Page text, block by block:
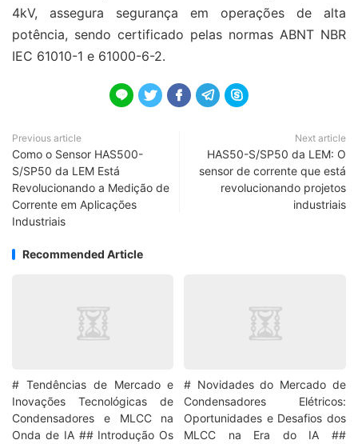
4kV, assegura segurança em operações de alta
potência, sendo certificado pelas normas ABNT NBR
IEC 61010-1 e 61000-6-2.
    
Previous article
Como o Sensor HAS500-
S/SP50 da LEM Está
Revolucionando a Medição de
Corrente em Aplicações
Industriais
Next article
HAS50-S/SP50 da LEM: O
sensor de corrente que está
revolucionando projetos
industriais
Recommended Article
# Tendências de Mercado e
Inovações Tecnológicas de
Condensadores e MLCC na
Onda de IA ## Introdução Os
# Novidades do Mercado de
Condensadores Elétricos:
Oportunidades e Desafios dos
MLCC na Era do IA ##